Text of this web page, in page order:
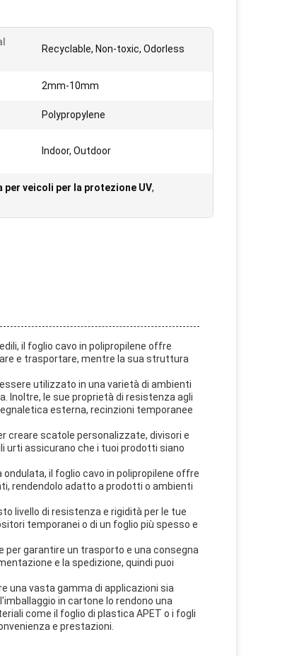
Recyclable, Non-toxic, Odorless
2mm-10mm
Polypropylene
Indoor, Outdoor
per veicoli per la protezione UV,
il foglio cavo in polipropilene offre
e trasportare, mentre la sua struttura
utilizzato in una varietà di ambienti
Inoltre, le sue proprietà di resistenza agli
esterna, recinzioni temporanee
creare scatole personalizzate, divisori e
urti assicurano che i tuoi prodotti siano
il foglio cavo in polipropilene offre
rendendolo adatto a prodotti o ambienti
livello di resistenza e rigidità per le tue
temporanei o di un foglio più spesso e
per garantire un trasporto e una consegna
e la spedizione, quindi puoi
una vasta gamma di applicazioni sia
in cartone lo rendono una
come il foglio di plastica APET o i fogli
e prestazioni.